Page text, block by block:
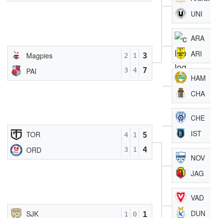
Magpies
PAI
2
3
1
4
3
7
TOR
ORD
4
3
1
1
5
4
SJK
1
0
1
UNI
ARA
ARI
HAM
CHA
CHE
IST
NOV
JAG
VAD
DUN